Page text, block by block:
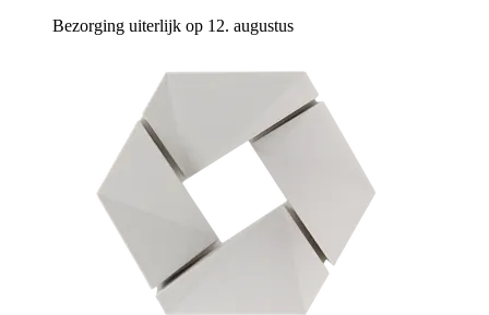
Bezorging uiterlijk op 12. augustus